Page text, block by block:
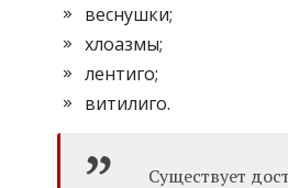
веснушки;
хлоазмы;
лентиго;
витилиго.
Существует